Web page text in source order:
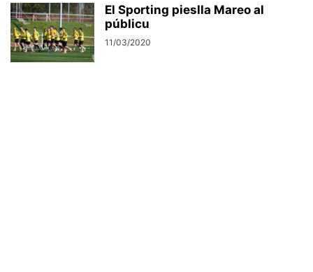
El Sporting pieslla Mareo al
públicu
11/03/2020